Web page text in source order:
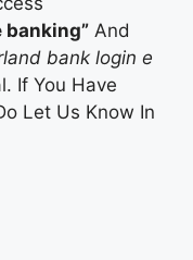
banking” And
bank login e
If You Have
Let Us Know In